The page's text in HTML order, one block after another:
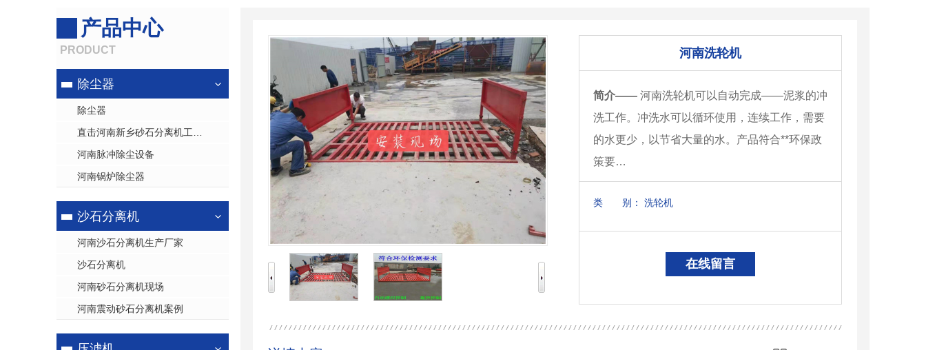
洗轮机 喷淋设备
产品中心
PRODUCT
除尘器
除尘器
河南脉冲除尘设备
河南锅炉除尘器
沙石分离机
河南沙石分离机生产厂家
沙石分离机
河南砂石分离机现场
河南震动砂石分离机案例
河南洗轮机
简介—— 河南洗轮机可以自动完成——泥浆的冲
洗工作。冲洗水可以循环使用，连续工作，需要
的水更少，以节省大量的水。产品符合**环保政
策要…
类 别： 洗轮机
在线留言